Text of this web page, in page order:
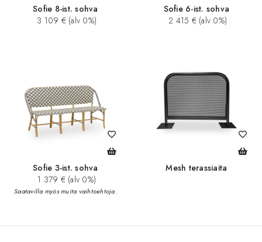
Sofie 8-ist. sohva
3 109 € (alv 0%)
Sofie 6-ist. sohva
2 415 € (alv 0%)
Sofie 3-ist. sohva
1 379 € (alv 0%)
Saatavilla myös muita vaihtoehtoja.
Mesh terassiaita